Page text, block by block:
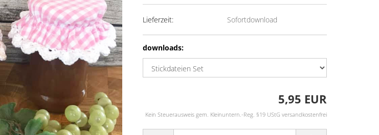
Lieferzeit: Sofortdownload
downloads:
5,95 EUR
Kein Steuerausweis gem. Kleinuntern.-Reg. §19 UStG versandkostenfrei